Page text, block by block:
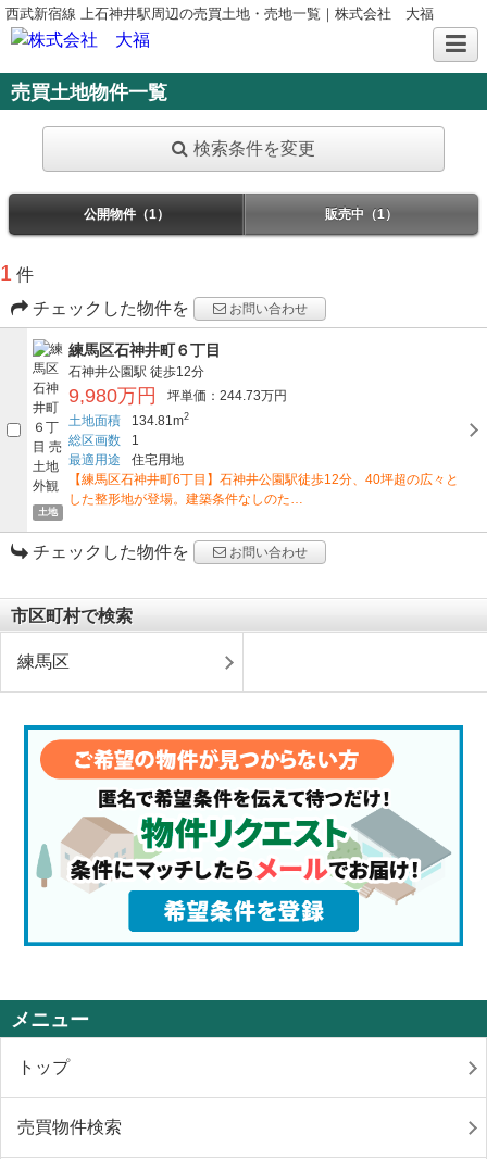
西武新宿線 上石神井駅周辺の売買土地・売地一覧｜株式会社 大福
売買土地物件一覧
検索条件を変更
公開物件（1） 販売中（1）
1 件
チェックした物件を
お問い合わせ
土地
練馬区石神井町６丁目
石神井公園駅 徒歩12分
9,980万円
坪単価：244.73万円
土地面積
134.81m2
総区画数
1
最適用途
住宅用地
【練馬区石神井町6丁目】石神井公園駅徒歩12分、40坪超の広々と
した整形地が登場。建築条件なしのた…
チェックした物件を お問い合わせ
市区町村で検索
練馬区
メニュー
トップ
売買物件検索